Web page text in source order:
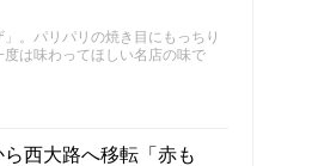
。パリパリの焼き目にもっちり
は味わってほしい名店の味で
西大路へ移転「赤も